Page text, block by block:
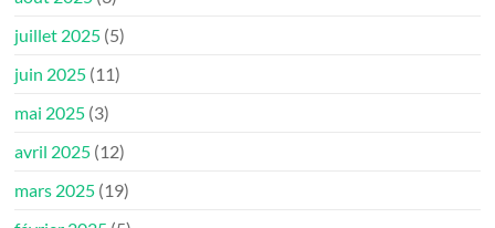
juillet 2025 (5)
juin 2025 (11)
mai 2025 (3)
avril 2025 (12)
mars 2025 (19)